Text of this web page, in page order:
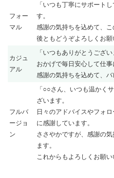
フォー
マル
「いつも丁寧にサポート
す。
感謝の気持ちを込めて、
後ともどうぞよろしくお願
カジュ
アル
「いつもありがとうござい
おかげで毎日安心して仕事
感謝の気持ちを込めて、バ
フルバ
ージョ
ン
「○○さん、いつも温かく
ざいます。
日々のアドバイスやフォ
に感謝しています。
ささやかですが、感謝の
ます。
これからもよろしくお願い